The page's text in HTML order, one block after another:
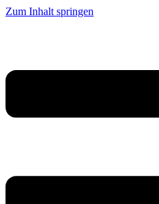
Zum Inhalt springen